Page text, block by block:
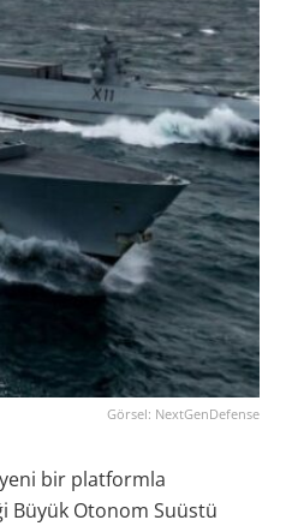
Görsel: NextGenDefense
bir platformla
Büyük Otonom Suüstü